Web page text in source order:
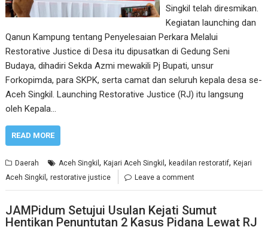
Singkil telah diresmikan.
Kegiatan launching dan
Qanun Kampung tentang Penyelesaian Perkara Melalui
Restorative Justice di Desa itu dipusatkan di Gedung Seni
Budaya, dihadiri Sekda Azmi mewakili Pj Bupati, unsur
Forkopimda, para SKPK, serta camat dan seluruh kepala desa se-
Aceh Singkil. Launching Restorative Justice (RJ) itu langsung
oleh Kepala…
READ MORE
Daerah Aceh Singkil,Kajari Aceh Singkil,keadilan restoratif,Kejari
Aceh Singkil,restorative justice Leave a comment
JAMPidum Setujui Usulan Kejati Sumut
Hentikan Penuntutan 2 Kasus Pidana Lewat RJ